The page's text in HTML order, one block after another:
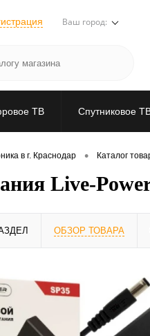
Ваш город:
ТВ Спутниковое
в г. Краснодар • Каталог
Live-
ОБЗОР ТОВАРА